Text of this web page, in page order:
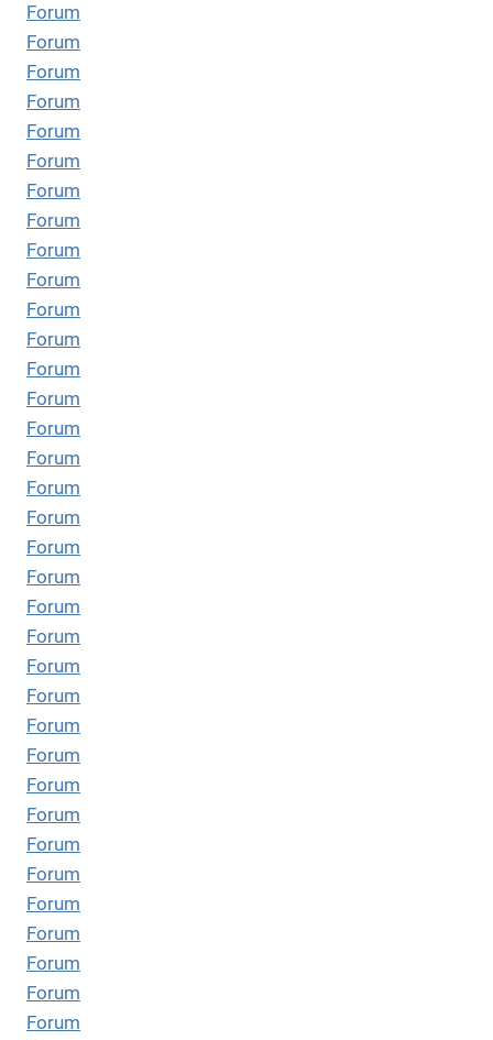
Forum
Forum
Forum
Forum
Forum
Forum
Forum
Forum
Forum
Forum
Forum
Forum
Forum
Forum
Forum
Forum
Forum
Forum
Forum
Forum
Forum
Forum
Forum
Forum
Forum
Forum
Forum
Forum
Forum
Forum
Forum
Forum
Forum
Forum
Forum